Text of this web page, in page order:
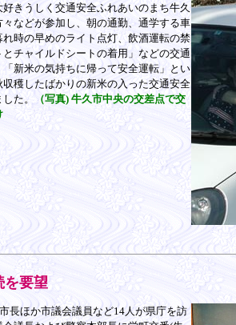
きうしく交通安全ふれあいのまち牛久
などが参加し、朝の通勤、通学する車
時の早めのライト点灯、飲酒運転の禁
チャイルドシートの着用」などの交通
新米の気持ちに帰って安全運転」とい
穫したばかりの新米の入った交通安全
した。（写真) 牛久市中央の交差点で交
を要望
長ほか市議会議員など14人が県庁を訪